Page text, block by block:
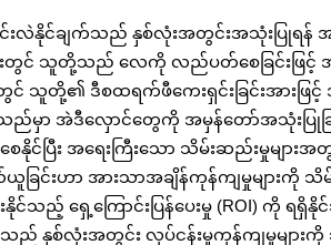
င်းလဲနိုင်ချက်သည် နှစ်လုံးအတွင်းအသုံးပြုရန် အ
ျားတွင် သူတို့သည် လေကို လည်ပတ်စေခြင်းဖြ
သူတို့၏ ဒီစထရက်ဖီကေးရှင်းခြင်းအားဖြင့်
ည်မှာ အဲဒီလှောင်တွေကို အမှန်တော်အသုံးပြုခ
စေနိုင်ပြီး အရေးကြီးသော သိမ်းဆည်းမှုမ
င်းဟာ အားသာအချိန်ကုန်ကျမှုများကို သိမ်
သည့် ရှေ့ကြောင်းပြန်ပေးမှု (ROI) ကို ရရှိ
သည် နှစ်လုံးအတွင်း လုပ်ငန်းမှုကုန်ကျမှုများကို